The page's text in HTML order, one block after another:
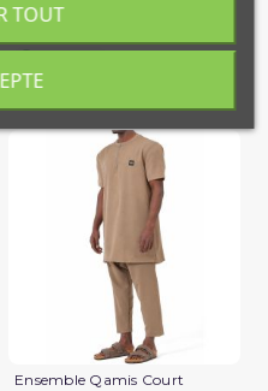
En stock
Ensemble Qamis Court
TOUT